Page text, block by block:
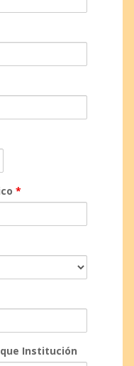
*
Institución